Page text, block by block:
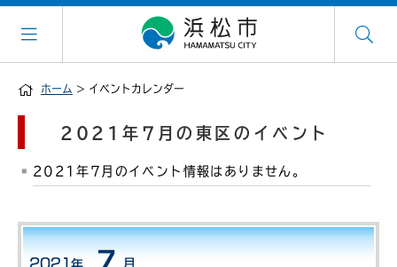
ホーム > イベントカレンダー
2021年7月の東区のイベント
2021年7月のイベント情報はありません。